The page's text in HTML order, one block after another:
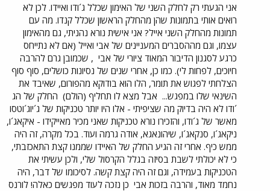
אני הגעתי רק לחלק השני של האימון שכלל ג´ודו ואיידו. לכן לא
רואים אותי בתמונות שהן מהחלק הראשון שכלל קנדו. מה עם
תמונות מהחלק השני אייל? אני אישית נורא נהניתי, גם מהאימון
עצמו, וגם מההסברים המעניינים של אבי ואייל (אם לא נתייחס
כרגע לסגנון הדיבור המאוד ציורי של אבי , שכמובן גרם להרבה
חיוכים, לפחות לי). כמו כן, אחרי שנים של נסיונות כושלים, סוף סוף
הצלחתי לפגוש את תומר, הלו הוא בודוקא מהפורום, שאיבד את
השינאי שלו במפגש... אבל מצא לו תחליף (הולם) החלק של הג
´ודו לא היה בדיוק מה שציפיתי - אלו היו יותר טכניקות של ג´יוג´וטסו
מאשר של ג´ודו, והזכירו נורא טכניקות שאני מכיר מאייקידו - איקאג´ו,
ניקאג´ו, סנקאג´ו, שיהונאגא, אודה גרמה ועוד. בכל מקרה, זה היה
ממש כיף. אחרי זה הגיע החלק של האיידו שממנו קצת התאכזבתי,
כי לא יכולתי לשבת בסיזה בגלל הקרסול שלי, ולכן עשיתי את
הטכניקות בעמידה, וגם זה היה קצת קשה. לסיכומו של דבר, היה
נחמד מאוד, והרבה בזכות אבי כן נזכה לעוד מפגשים כאלה! לורנס